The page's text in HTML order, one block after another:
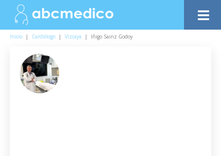
Inicio | Cardiólogo | Vizcaya | Iñigo Sainz Godoy